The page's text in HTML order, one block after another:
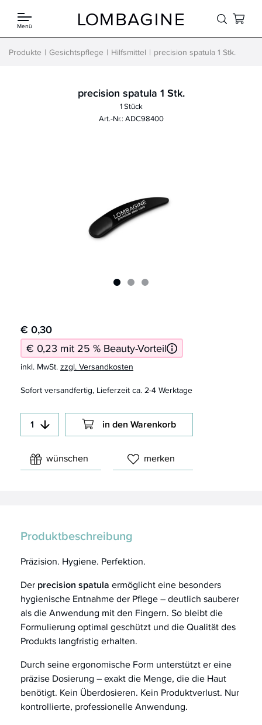
Menü
Produkte Gesichtspflege Hilfsmittel precision spatula 1 Stk.
precision spatula 1 Stk.
1 Stück
Art.-Nr.: ADC98400
€ 0,30
€ 0,23 mit 25 % Beauty-Vorteil
inkl. MwSt.zzgl. Versandkosten
Sofort versandfertig, Lieferzeit ca. 2-4 Werktage
in den Warenkorb
wünschen merken
Produktbeschreibung
Präzision. Hygiene. Perfektion.
Der precision spatula ermöglicht eine besonders
hygienische Entnahme der Pflege – deutlich sauberer
als die Anwendung mit den Fingern. So bleibt die
Formulierung optimal geschützt und die Qualität des
Produkts langfristig erhalten.
Durch seine ergonomische Form unterstützt er eine
präzise Dosierung – exakt die Menge, die die Haut
benötigt. Kein Überdosieren. Kein Produktverlust. Nur
kontrollierte, professionelle Anwendung.